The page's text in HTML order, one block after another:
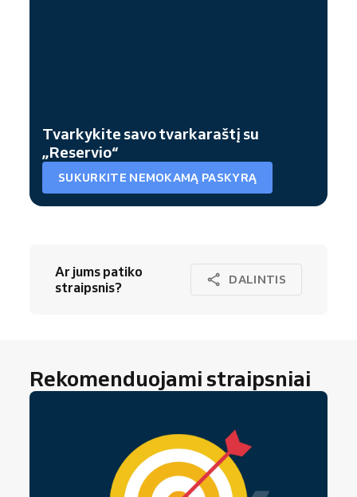
Tvarkykite savo tvarkaraštį su
„Reservio“
SUKURKITE NEMOKAMĄ PASKYRĄ
Ar jums patiko
straipsnis?
DALINTIS
Rekomenduojami straipsniai